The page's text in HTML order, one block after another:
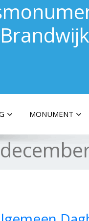
MONUMENT